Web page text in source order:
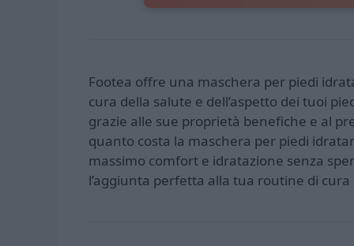
Footea offre una maschera per piedi
cura della salute e dell’aspetto dei tuoi
grazie alle sue proprietà benefiche e al
quanto costa la maschera per piedi
massimo comfort e idratazione senza
l’aggiunta perfetta alla tua routine di cura